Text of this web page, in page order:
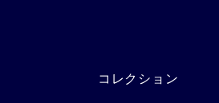
コレクション